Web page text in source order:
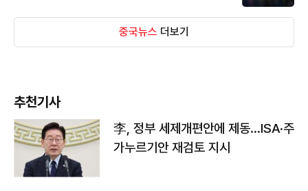
중국뉴스 더보기
추천기사
李, 정부 세제개편안에 제동…ISA·주
가누르기안 재검토 지시